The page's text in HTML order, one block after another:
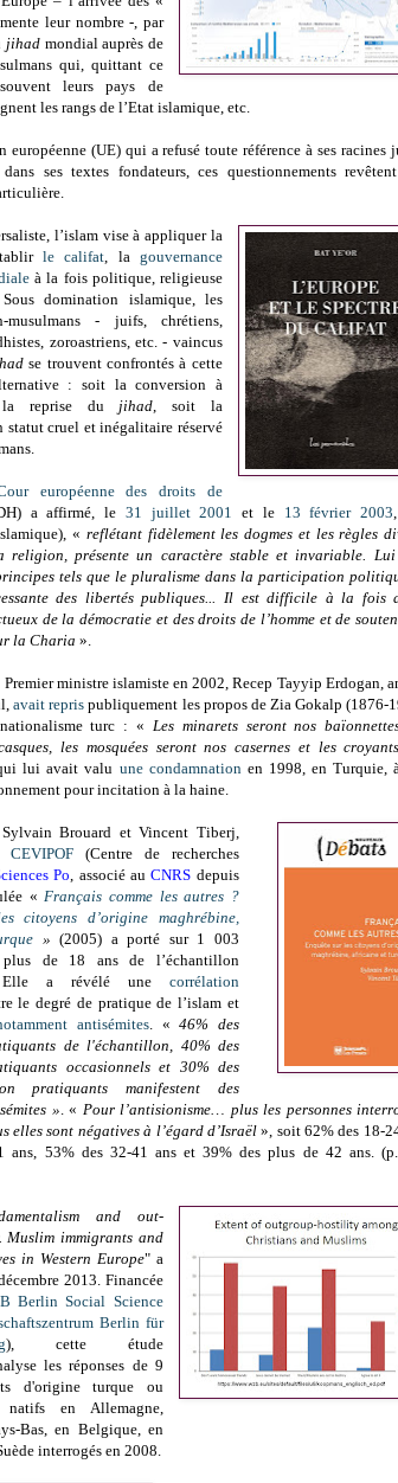
leur nombre -, par
jihadmondial auprès de
qui, quittant ce
leurs pays de
les rangs de l’Etat islamique, etc.
européenne (UE) qui a refusé toute référence à ses racines
ses textes fondateurs, ces questionnements
l’islam vise à appliquer la
le califat, la gouvernance
à la fois politique, religieuse
domination islamique, les
musulmans - juifs, chrétiens,
zoroastriens, etc. - vaincus
se trouvent confrontés à cette
: soit la conversion à
la reprise du jihad, soit la
statut cruel et inégalitaire réservé
européenne des droits de
a affirmé, le 31 juillet 2001 et le 13 février 2003
« reflétant fidèlement les dogmes et les règles
religion, présente un caractère stable et invariable.
tels que le pluralisme dans la participation
des libertés publiques... Il est difficile à la fois
de la démocratie et des droits de l’homme et de
la Charia ».
ministre islamiste en 2002, Recep Tayyip Erdogan,
avait repris publiquement les propos de Zia Gokalp (1876-
turc : « Les minarets seront nos
les mosquées seront nos casernes et les
lui avait valu une condamnationen 1998, en Turquie,
pour incitation à la haine.
Sylvain Brouard et Vincent Tiberj,
CEVIPOF(Centre de recherches
Po, associé au CNRS depuis
«Français comme les autres ?
citoyens d’origine maghrébine,
» (2005) a porté sur 1 003
plus de 18 ans de l’échantillon
a révélé une corrélation
le degré de pratique de l’islam et
antisémites. «46% des
de l'échantillon, 40% des
occasionnels et 30% des
pratiquants manifestent des
». « Pour l’antisionisme… plus les personnes
elles sont négatives à l’égard d’Israël», soit 62% des 18-
ans, 53% des 32-41 ans et 39% des plus de 42 ans. (p
and out-
Muslim immigrants and
in Western Europe" a
2013. Financée
Berlin Social Science
Berlin für
), cette étude
les réponses de 9
d'origine turque ou
natifs en Allemagne,
Bas, en Belgique, en
interrogés en 2008.